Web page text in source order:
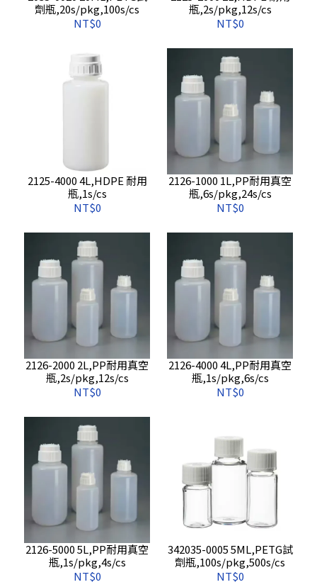
劑瓶,20s/pkg,100s/cs
NT$0
瓶,2s/pkg,12s/cs
NT$0
2125-4000 4L,HDPE 耐用
瓶,1s/cs
NT$0
2126-1000 1L,PP耐用真空
瓶,6s/pkg,24s/cs
NT$0
2126-2000 2L,PP耐用真空
瓶,2s/pkg,12s/cs
NT$0
2126-4000 4L,PP耐用真空
瓶,1s/pkg,6s/cs
NT$0
2126-5000 5L,PP耐用真空
瓶,1s/pkg,4s/cs
NT$0
342035-0005 5ML,PETG試
劑瓶,100s/pkg,500s/cs
NT$0